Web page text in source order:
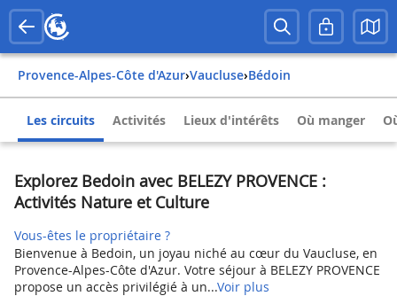
Provence-Alpes-Côte d'Azur› Vaucluse› Bédoin
Les circuits Activités Lieux d'intérêts Où manger
Explorez Bedoin avec BELEZY PROVENCE :
Activités Nature et Culture
Vous-êtes le propriétaire ?
Bienvenue à Bedoin, un joyau niché au cœur du Vaucluse, en
Provence-Alpes-Côte d'Azur. Votre séjour à BELEZY PROVENCE
propose un accès privilégié à un...Voir plus